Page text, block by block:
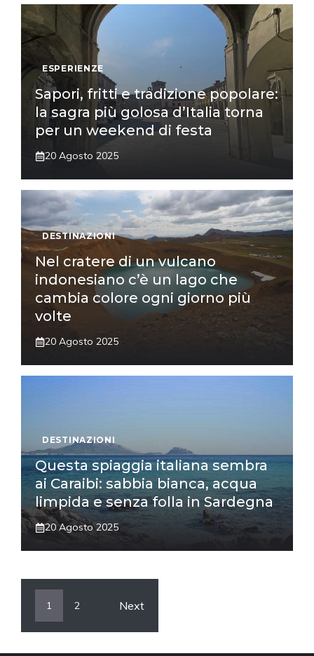
ESPERIENZE
Sapori, fritti e tradizione popolare:
la sagra più golosa d’Italia torna
per un weekend di festa
20 Agosto 2025
DESTINAZIONI
Nel cratere di un vulcano
indonesiano c’è un lago che
cambia colore ogni giorno più
volte
20 Agosto 2025
DESTINAZIONI
Questa spiaggia italiana sembra
ai Caraibi: sabbia bianca, acqua
limpida e senza folla in Sardegna
20 Agosto 2025
1 2 Next